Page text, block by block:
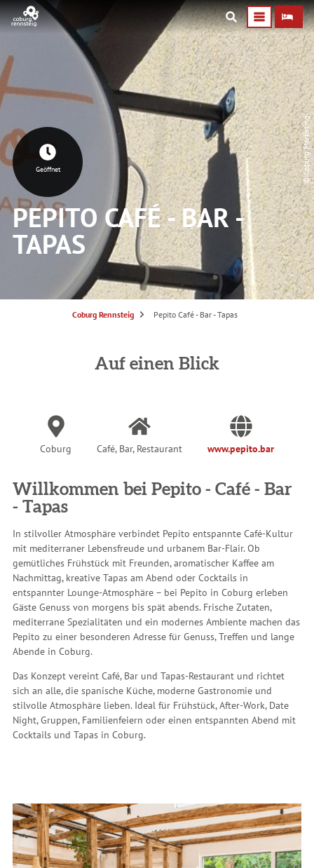
© Coburg Marketing
Geöffnet
PEPITO CAFÉ - BAR -
TAPAS
S
Coburg Rennsteig Pepito Café - Bar - Tapas
Auf einen Blick
Coburg Café, Bar, Restaurant www.pepito.bar
Willkommen bei Pepito - Café - Bar
- Tapas
In stilvoller Atmosphäre verbindet Pepito entspannte Café-Kultur
mit mediterraner Lebensfreude und urbanem Bar-Flair. Ob
gemütliches Frühstück mit Freunden, aromatischer Kaffee am
Nachmittag, kreative Tapas am Abend oder Cocktails in
entspannter Lounge-Atmosphäre – bei Pepito in Coburg erleben
Gäste Genuss von morgens bis spät abends. Frische Zutaten,
mediterrane Spezialitäten und ein modernes Ambiente machen das
Pepito zu einer besonderen Adresse für Genuss, Treffen und lange
Abende in Coburg.
Das Konzept vereint Café, Bar und Tapas-Restaurant und richtet
sich an alle, die spanische Küche, moderne Gastronomie und
stilvolle Atmosphäre lieben. Ideal für Frühstück, After-Work, Date
Night, Gruppen, Familienfeiern oder einen entspannten Abend mit
Cocktails und Tapas in Coburg.